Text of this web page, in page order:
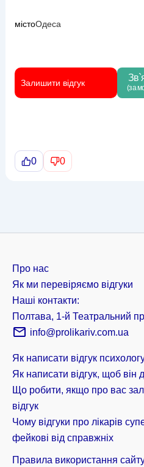
містоОдеса
Залишити відгук (за
0 0
Про нас
Як ми перевіряємо відгуки
Наші контакти:
Полтава, 1-й Театральний
info@prolikariv.com.ua
Як написати відгук
Як написати відгук, щоб він
Що робити, якщо про вас
відгук
Чому відгуки про лікарів
фейкові від справжніх
Правила використання сайту